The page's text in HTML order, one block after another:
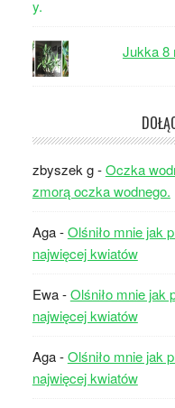
Jukka 8
zbyszek g-Oczka
zmorą oczka wodnego.
Aga-Olśniło mnie jak
najwięcej kwiatów
Ewa-Olśniło mnie jak
najwięcej kwiatów
Aga-Olśniło mnie jak
najwięcej kwiatów